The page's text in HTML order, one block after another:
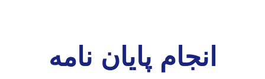
انجام پایان نامه